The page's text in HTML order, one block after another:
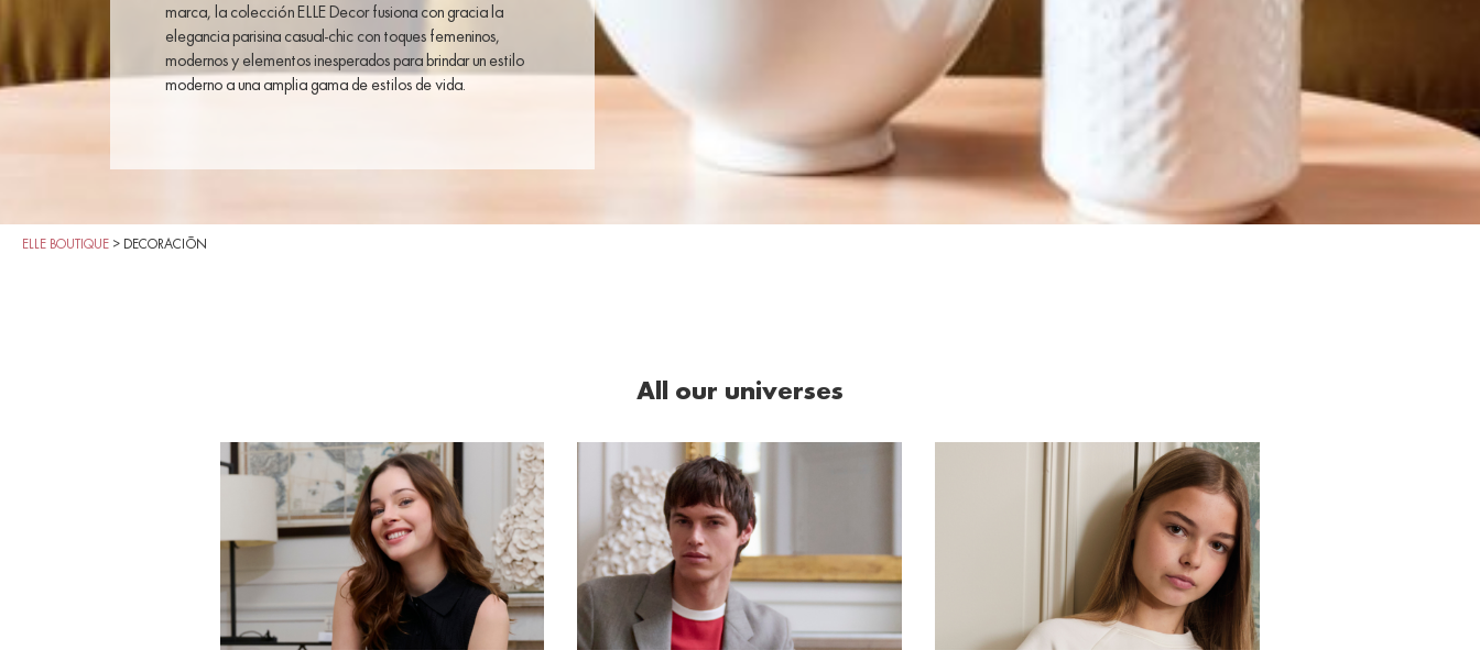
marca, la colección ELLE Decor fusiona con gracia la
elegancia parisina casual-chic con toques femeninos,
modernos y elementos inesperados para brindar un estilo
moderno a una amplia gama de estilos de vida.
ELLE BOUTIQUE > DECORACIÓN
All our universes